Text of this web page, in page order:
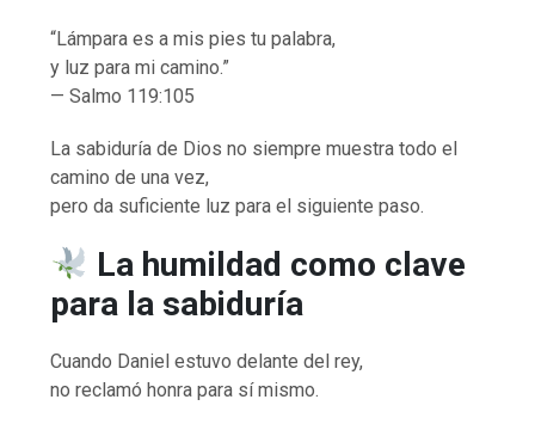
“Lámpara es a mis pies tu palabra,
y luz para mi camino.”
— Salmo 119:105
La sabiduría de Dios no siempre muestra todo el
camino de una vez,
pero da suficiente luz para el siguiente paso.
La humildad como clave
para la sabiduría
Cuando Daniel estuvo delante del rey,
no reclamó honra para sí mismo.